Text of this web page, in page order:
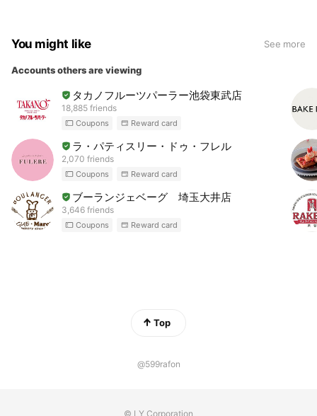
You might like See more
Accounts others are viewing
タカノフルーツパーラー池袋東武店
18,885 friends
Coupons Reward card
ラ・パティスリー・ドゥ・フレル
2,070 friends
Coupons Reward card
ブーランジェベーグ 埼玉大井店
3,646 friends
Coupons Reward card
Top
@599rafon
© LY Corporation